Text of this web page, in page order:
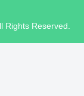
Rights Reserved.